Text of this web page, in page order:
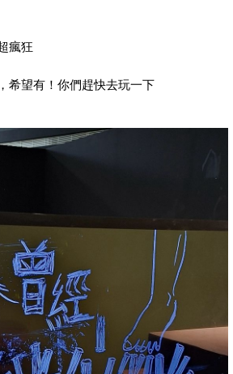
瘋狂
希望有！你們趕快去玩一下